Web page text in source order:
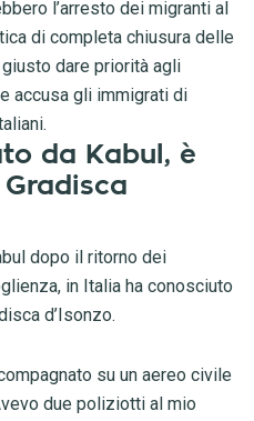
l’arresto dei migranti al
di completa chiusura delle
dare priorità agli
accusa gli immigrati di
da Kabul, è
dopo il ritorno dei
in Italia ha conosciuto
d’Isonzo.
su un aereo civile
due poliziotti al mio